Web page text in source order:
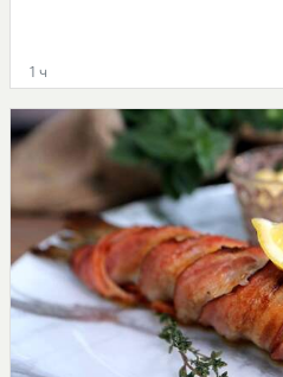
1 ч